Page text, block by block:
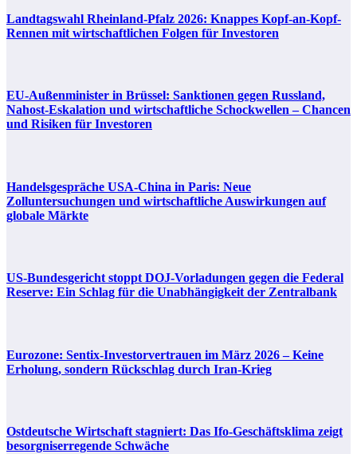
Landtagswahl Rheinland-Pfalz 2026: Knappes Kopf-an-Kopf-
Rennen mit wirtschaftlichen Folgen für Investoren
EU-Außenminister in Brüssel: Sanktionen gegen Russland,
Nahost-Eskalation und wirtschaftliche Schockwellen – Chancen
und Risiken für Investoren
Handelsgespräche USA-China in Paris: Neue
Zolluntersuchungen und wirtschaftliche Auswirkungen auf
globale Märkte
US-Bundesgericht stoppt DOJ-Vorladungen gegen die Federal
Reserve: Ein Schlag für die Unabhängigkeit der Zentralbank
Eurozone: Sentix-Investorvertrauen im März 2026 – Keine
Erholung, sondern Rückschlag durch Iran-Krieg
Ostdeutsche Wirtschaft stagniert: Das Ifo-Geschäftsklima zeigt
besorgniserregende Schwäche